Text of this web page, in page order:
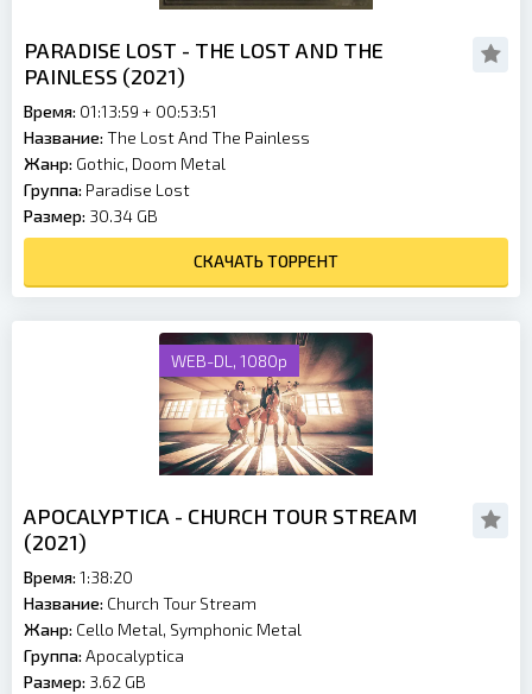
PARADISE LOST - THE LOST AND THE
PAINLESS (2021)
Время: 01:13:59 + 00:53:51
Название: The Lost And The Painless
Жанр: Gothic, Doom Metal
Группа: Paradise Lost
Размер: 30.34 GB
СКАЧАТЬ ТОРРЕНТ
WEB-DL, 1080p
APOCALYPTICA - CHURCH TOUR STREAM
(2021)
Время: 1:38:20
Название: Church Tour Stream
Жанр: Cello Metal, Symphonic Metal
Группа: Apocalyptica
Размер: 3.62 GB